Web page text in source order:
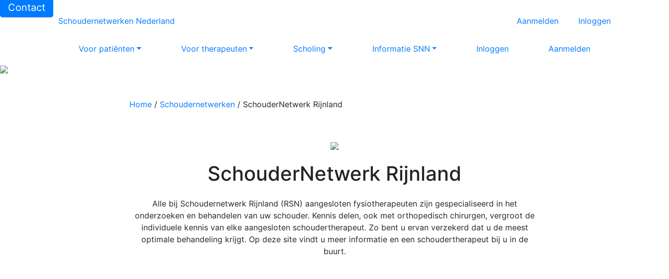
Contact
Schoudernetwerken Nederland Inloggen
Aanmelden
Voor patiënten Voor therapeuten Scholing Informatie SNN Inloggen Aanmelden
Home/ Schoudernetwerken/ SchouderNetwerk Rijnland
SchouderNetwerk Rijnland
Alle bij Schoudernetwerk Rijnland (RSN) aangesloten fysiotherapeuten zijn gespecialiseerd in het
onderzoeken en behandelen van uw schouder. Kennis delen, ook met orthopedisch chirurgen, vergroot de
individuele kennis van elke aangesloten schoudertherapeut. Zo bent u ervan verzekerd dat u de meest
optimale behandeling krijgt. Op deze site vindt u meer informatie en een schoudertherapeut bij u in de
buurt.